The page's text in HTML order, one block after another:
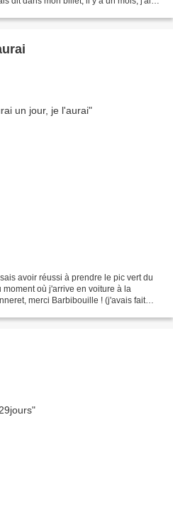
avoir réussi à prendre le pic vert du
où j'arrive en voiture à la
merci Barbibouille ! (j'avais fait